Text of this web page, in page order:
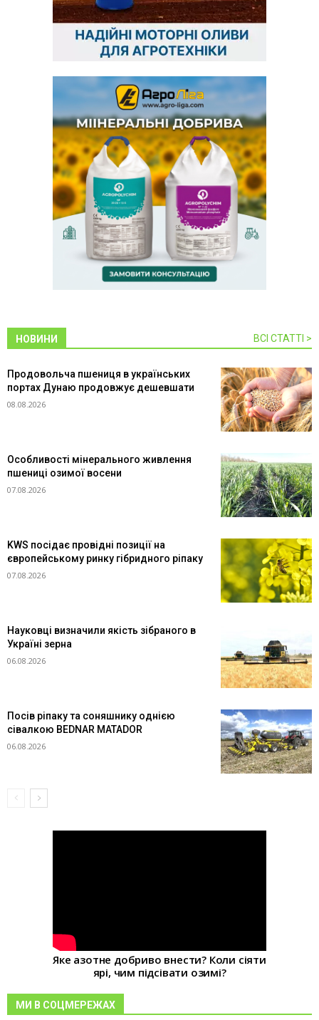
НОВИНИ ВСІ СТАТТІ >
Продовольча пшениця в українських
портах Дунаю продовжує дешевшати
08.08.2026
Особливості мінерального живлення
пшениці озимої восени
07.08.2026
KWS посідає провідні позиції на
європейському ринку гібридного ріпаку
07.08.2026
Науковці визначили якість зібраного в
Україні зерна
06.08.2026
Посів ріпаку та соняшнику однією
сівалкою BEDNAR MATADOR
06.08.2026
Яке азотне добриво внести? Коли сіяти
ярі, чим підсівати озимі?
МИ В СОЦМЕРЕЖАХ